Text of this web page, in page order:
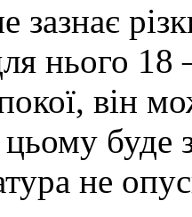
зазнає
нього 18
він
буде
не